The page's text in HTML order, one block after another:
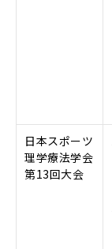
日本スポーツ
理学療法学会
第13回大会